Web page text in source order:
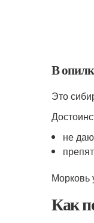
В
Это
не
Морковь
Как